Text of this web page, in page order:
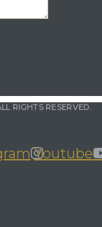
RIGHTS RESERVED.
Youtube